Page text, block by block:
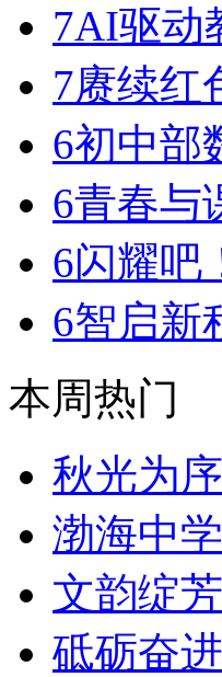
7AI驱动
7赓续红
6初中部
6青春与
6闪耀吧
6智启新
本周热门
秋光为
渤海中
文韵绽
砥砺奋